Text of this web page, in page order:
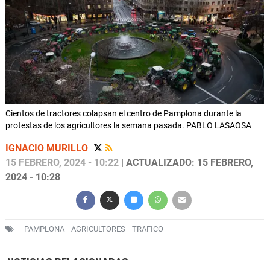
Cientos de tractores colapsan el centro de Pamplona durante la
protestas de los agricultores la semana pasada. PABLO LASAOSA
IGNACIO MURILLO
15 FEBRERO, 2024 - 10:22 | ACTUALIZADO: 15 FEBRERO,
2024 - 10:28
PAMPLONA AGRICULTORES TRAFICO